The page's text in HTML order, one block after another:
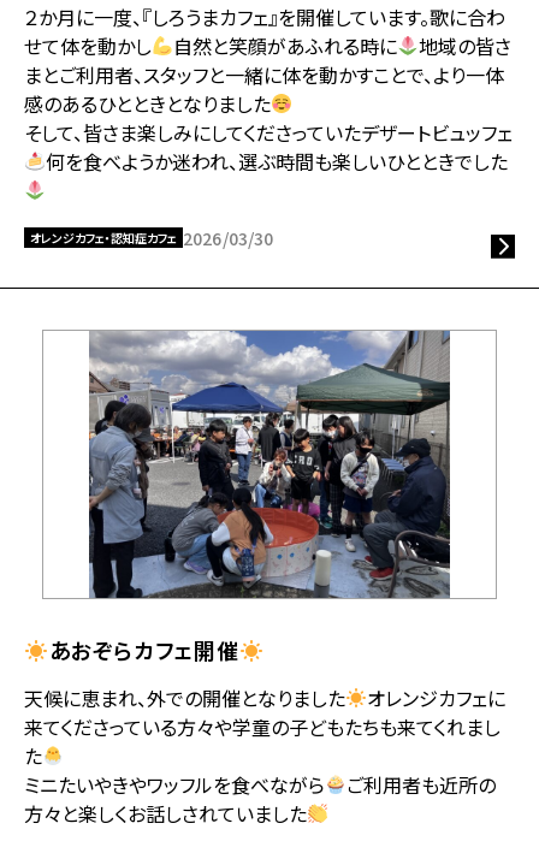
２か月に一度、『しろうまカフェ』を開催しています。歌に合わ
せて体を動かし
自然と笑顔があふれる時に
地域の皆さ
まとご利用者、スタッフと一緒に体を動かすことで、より一体
感のあるひとときとなりました
そして、皆さま楽しみにしてくださっていたデザートビュッフェ
何を食べようか迷われ、選ぶ時間も楽しいひとときでした
オレンジカフェ・認知症カフェ 2026/03/30
あおぞらカフェ開催
天候に恵まれ、外での開催となりました
オレンジカフェに
来てくださっている方々や学童の子どもたちも来てくれまし
た
ミニたいやきやワッフルを食べながら
ご利用者も近所の
方々と楽しくお話しされていました